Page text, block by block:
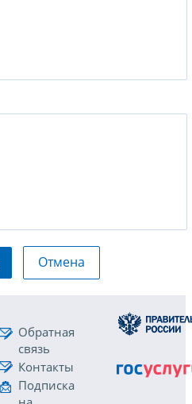
Отмена
Обратная
связь
Контакты
Подписка